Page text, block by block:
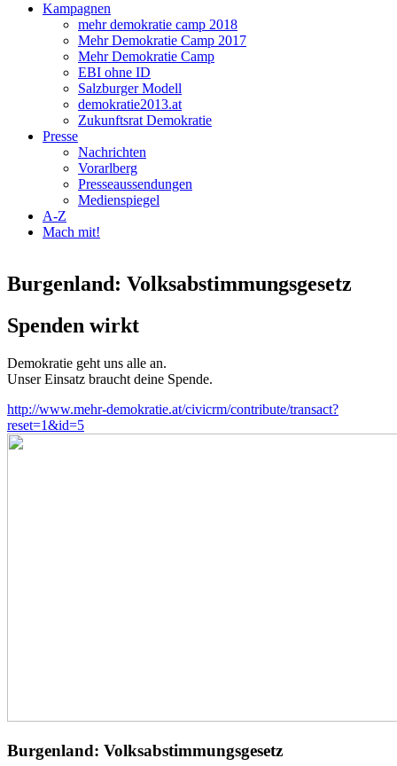
Kampagnen
mehr demokratie camp 2018
Mehr Demokratie Camp 2017
Mehr Demokratie Camp
EBI ohne ID
Salzburger Modell
demokratie2013.at
Zukunftsrat Demokratie
Presse
Nachrichten
Vorarlberg
Presseaussendungen
Medienspiegel
A-Z
Mach mit!
Burgenland: Volksabstimmungsgesetz
Spenden wirkt
Demokratie geht uns alle an.
Unser Einsatz braucht deine Spende.
http://www.mehr-demokratie.at/civicrm/contribute/transact?
reset=1&id=5
Burgenland: Volksabstimmungsgesetz